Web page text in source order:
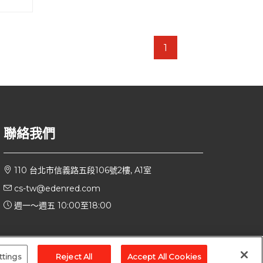
1
聯絡我們
110 台北市信義路五段106號2樓, A1室
cs-tw@edenred.com
週一～週五 10:00至18:00
Reject All Accept All Cookies